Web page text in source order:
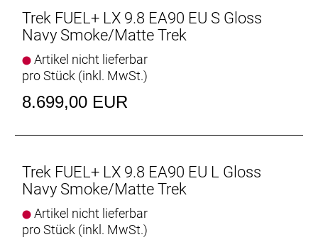
Dämpferaufnahme für eine progressivere Kennlinie.
Integrierter Zero-Stack-Steuersatz
Der Zero-Stack-Steuersatz ermöglicht dir, auf dem
Zubehörmarkt aus unzähligen Nachrüstlösungen
zu wählen, um dein Cockpit etwa mit einem
aufrüsten.
TQ HPR60
Der neue TQ HPR60 Motor des Fuel+ stellt noch
mehr Leistung und Drehmoment bereit und spricht
schon bei geringeren Trittfrequenzen an, um dich
früher kraftvoll zu pushen. Außerdem beeindruckt
Trek FUEL+ LX 9.8 EA90 EU S Gloss
Navy Smoke/Matte Trek
Artikel nicht lieferbar
pro Stück (inkl. MwSt.)
8.699,00 EUR
Trek FUEL+ LX 9.8 EA90 EU L Gloss
Navy Smoke/Matte Trek
Artikel nicht lieferbar
pro Stück (inkl. MwSt.)